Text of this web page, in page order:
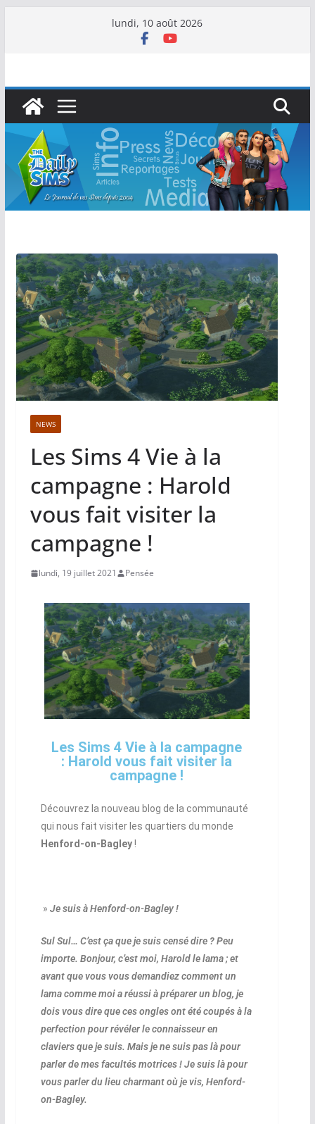
lundi, 10 août 2026
NEWS
Les Sims 4 Vie à la
campagne : Harold
vous fait visiter la
campagne !
lundi, 19 juillet 2021 Pensée
Les Sims 4 Vie à la campagne
: Harold vous fait visiter la
campagne !
Découvrez la nouveau blog de la communauté
qui nous fait visiter les quartiers du monde
Henford-on-Bagley!
» Je suis à Henford-on-Bagley !
Sul Sul… C’est ça que je suis censé dire ? Peu
importe. Bonjour, c’est moi, Harold le lama ; et
avant que vous vous demandiez comment un
lama comme moi a réussi à préparer un blog, je
dois vous dire que ces ongles ont été coupés à la
perfection pour révéler le connaisseur en
claviers que je suis. Mais je ne suis pas là pour
parler de mes facultés motrices ! Je suis là pour
vous parler du lieu charmant où je vis, Henford-
on-Bagley.